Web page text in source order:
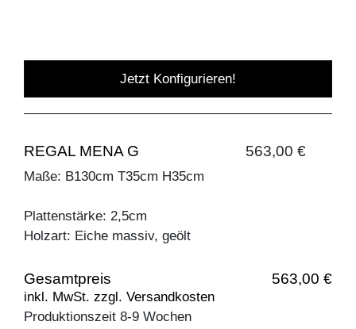
Jetzt Konfigurieren!
REGAL MENA G 563,00 €
Maße: B130cm T35cm H35cm
Plattenstärke: 2,5cm
Holzart: Eiche massiv, geölt
Gesamtpreis 563,00 €
inkl. MwSt. zzgl. Versandkosten
Produktionszeit 8-9 Wochen